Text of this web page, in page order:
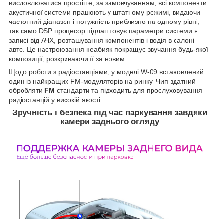
висловлюватися простіше, за замовчуванням, всі компоненти
акустичної системи працюють у штатному режимі, видаючи
частотний діапазон і потужність приблизно на одному рівні,
так само DSP процесор підлаштовує параметри системи в
записі від АЧХ, розташування компонентів і водія в салоні
авто. Це настроювання неабияк покращує звучання будь-якої
композиції, розкриваючи її за новим.
Щодо роботи з радіостанціями, у моделі W-09 встановлений
один із найкращих FM-модуляторів на ринку. Чип здатний
обробляти FM стандарти та підходить для прослуховування
радіостанцій у високій якості.
Зручність і безпека під час паркування завдяки
камери заднього огляду